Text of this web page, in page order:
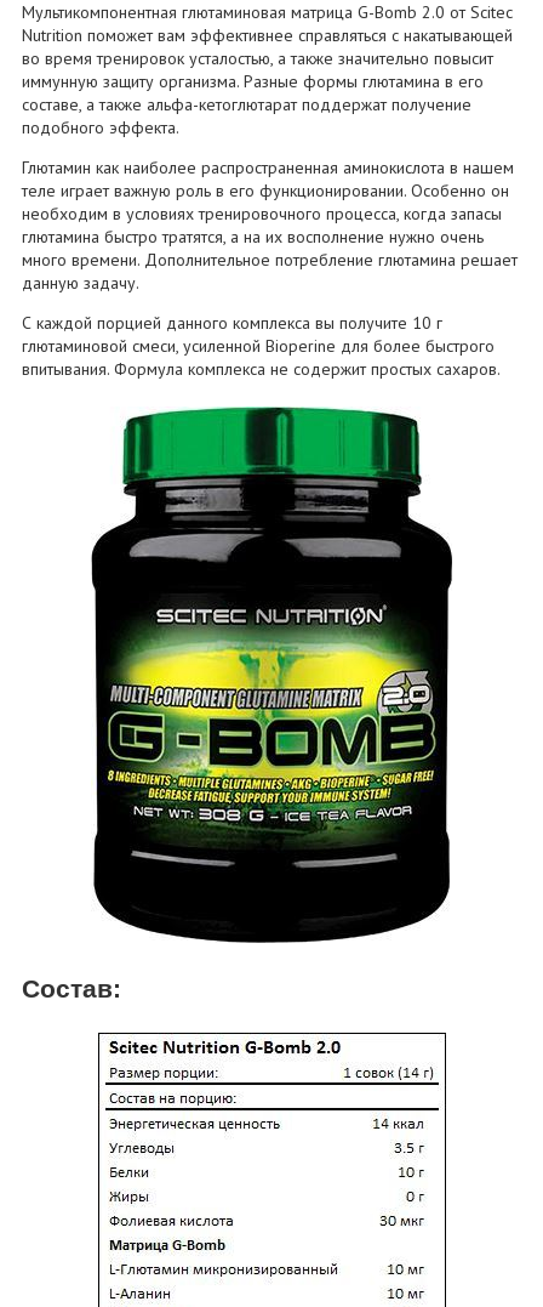
Мультикомпонентная глютаминовая матрица G-Bomb 2.0 от Scitec
Nutrition поможет вам эффективнее справляться с накатывающей
во время тренировок усталостью, а также значительно повысит
иммунную защиту организма. Разные формы глютамина в его
составе, а также альфа-кетоглютарат поддержат получение
подобного эффекта.
Глютамин как наиболее распространенная аминокислота в нашем
теле играет важную роль в его функционировании. Особенно он
необходим в условиях тренировочного процесса, когда запасы
глютамина быстро тратятся, а на их восполнение нужно очень
много времени. Дополнительное потребление глютамина решает
данную задачу.
С каждой порцией данного комплекса вы получите 10 г
глютаминовой смеси, усиленной Bioperine для более быстрого
впитывания. Формула комплекса не содержит простых сахаров.
Состав: